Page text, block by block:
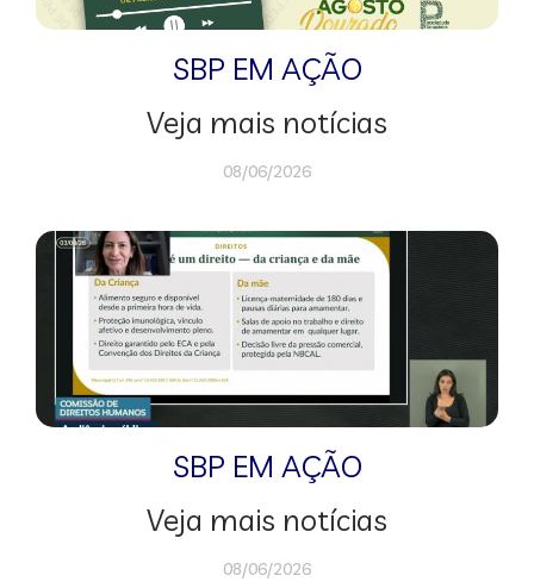
SBP EM AÇÃO
Veja mais notícias
08/06/2026
SBP EM AÇÃO
Veja mais notícias
08/06/2026